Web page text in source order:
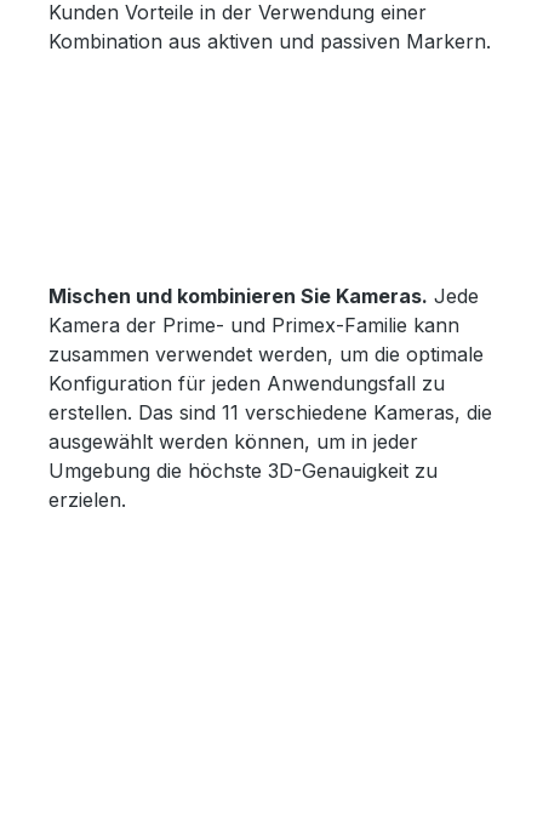
Kunden Vorteile in der Verwendung einer
Kombination aus aktiven und passiven Markern.
Mischen und kombinieren Sie Kameras. Jede
Kamera der Prime- und Primex-Familie kann
zusammen verwendet werden, um die optimale
Konfiguration für jeden Anwendungsfall zu
erstellen. Das sind 11 verschiedene Kameras, die
ausgewählt werden können, um in jeder
Umgebung die höchste 3D-Genauigkeit zu
erzielen.